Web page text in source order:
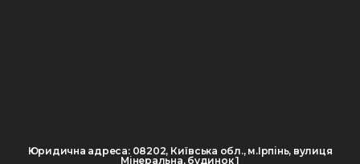
Юридична адреса: 08202, Київська обл., м.Ірпінь, вулиця
Мінеральна, будинок 1